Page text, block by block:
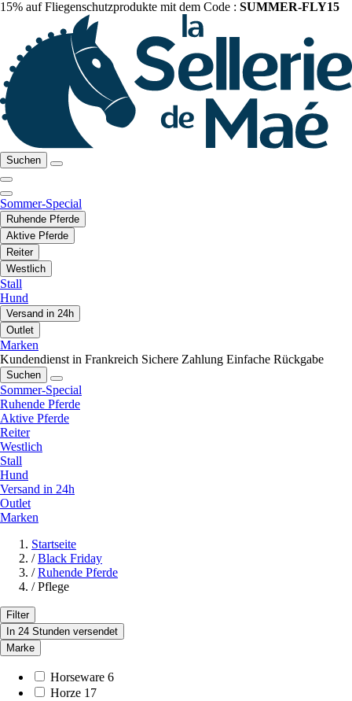
15% auf Fliegenschutzprodukte mit dem Code : SUMMER-FLY15
Suchen
Sommer-Special
Ruhende Pferde
Aktive Pferde
Reiter
Westlich
Stall
Hund
Versand in 24h
Outlet
Marken
Kundendienst in Frankreich Sichere Zahlung Einfache Rückgabe
Suchen
Sommer-Special
Ruhende Pferde
Aktive Pferde
Reiter
Westlich
Stall
Hund
Versand in 24h
Outlet
Marken
Startseite
/ Black Friday
/ Ruhende Pferde
/ Pflege
Filter
In 24 Stunden versendet
Marke
Horseware 6
Horze 17